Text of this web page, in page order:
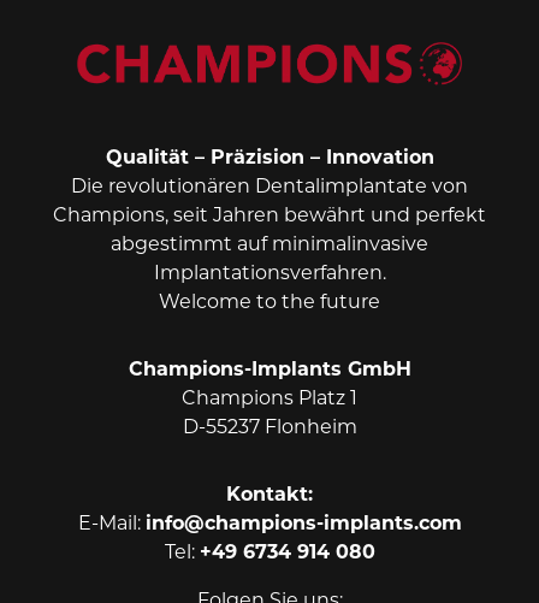
Qualität – Präzision – Innovation
Die revolutionären Dentalimplantate von
Champions, seit Jahren bewährt und perfekt
abgestimmt auf minimalinvasive
Implantationsverfahren.
Welcome to the future
Champions-Implants GmbH
Champions Platz 1
D-55237 Flonheim
Kontakt:
E-Mail: info@champions-implants.com
Tel: +49 6734 914 080